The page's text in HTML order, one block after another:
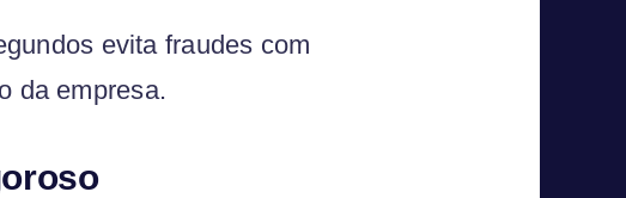
evita fraudes com
da empresa.